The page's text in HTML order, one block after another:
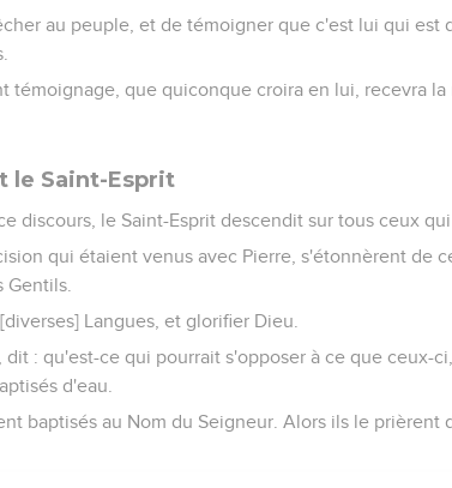
au peuple, et de témoigner que c'est lui qui est
témoignage, que quiconque croira en lui, recevra la
le Saint-Esprit
discours, le Saint-Esprit descendit sur tous ceux
qui étaient venus avec Pierre, s'étonnèrent de
Gentils.
Langues, et glorifier Dieu.
dit : qu'est-ce qui pourrait s'opposer à ce que ceux-
d'eau.
baptisés au Nom du Seigneur. Alors ils le prièrent